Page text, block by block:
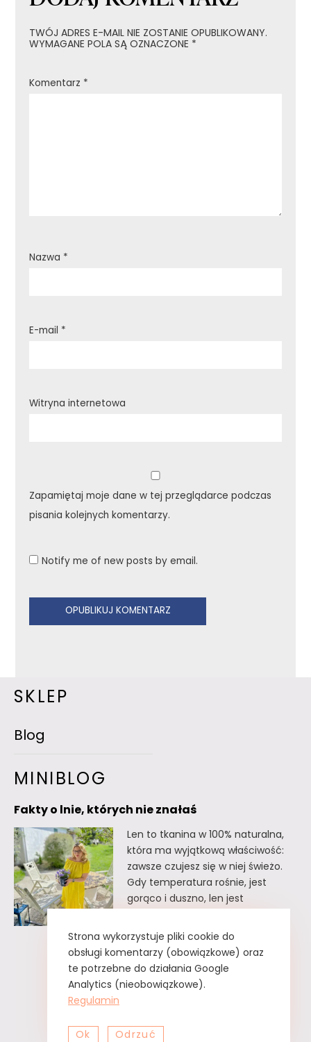
TWÓJ ADRES E-MAIL NIE ZOSTANIE OPUBLIKOWANY.
WYMAGANE POLA SĄ OZNACZONE *
Komentarz *
Nazwa *
E-mail *
Witryna internetowa
Zapamiętaj moje dane w tej przeglądarce podczas
pisania kolejnych komentarzy.
Notify me of new posts by email.
SKLEP
Blog
MINIBLOG
Fakty o lnie, których nie znałaś
Len to tkanina w 100% naturalna,
która ma wyjątkową właściwość:
zawsze czujesz się w niej świeżo.
Gdy temperatura rośnie, jest
gorąco i duszno, len jest
faktów o lnie, których
prawdopodobnie nie znałaś. Fakty
o lnie, których nie znałaś Lnu nie
trzeba prasować. Wystarczy tzw.
Czytaj dalej
Strona wykorzystuje pliki cookie do
obsługi komentarzy (obowiązkowe) oraz
te potrzebne do działania Google
Analytics (nieobowiązkowe).
Regulamin
Ok Odrzuć